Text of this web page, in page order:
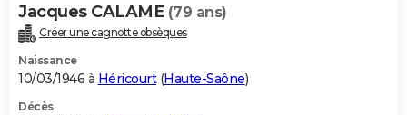
Bricolage
Lifestyle
Culture
Sport
Auto
Television
Voyage
Cinema
Jacques CALAME (79 ans)
Créer une cagnotte obsèques
Naissance
10/03/1946 à Héricourt(Haute-Saône)
Décès